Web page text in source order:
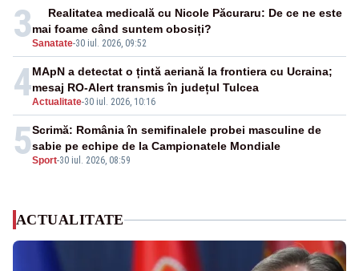
3Sanatate-30 iul. 2026, 09:52
Realitatea medicală cu Nicole Păcuraru: De ce ne este
mai foame când suntem obosiți?
4Actualitate-30 iul. 2026, 10:16
MApN a detectat o țintă aeriană la frontiera cu Ucraina;
mesaj RO-Alert transmis în județul Tulcea
5Sport-30 iul. 2026, 08:59
Scrimă: România în semifinalele probei masculine de
sabie pe echipe de la Campionatele Mondiale
ACTUALITATE